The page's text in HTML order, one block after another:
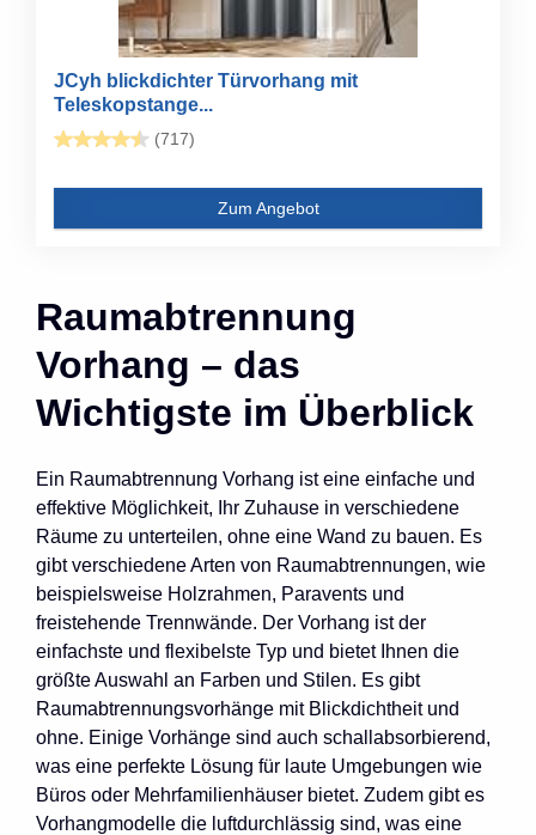
JCyh blickdichter Türvorhang mit
Teleskopstange...
(717)
Zum Angebot
Raumabtrennung
Vorhang – das
Wichtigste im Überblick
Ein Raumabtrennung Vorhang ist eine einfache und
effektive Möglichkeit, Ihr Zuhause in verschiedene
Räume zu unterteilen, ohne eine Wand zu bauen. Es
gibt verschiedene Arten von Raumabtrennungen, wie
beispielsweise Holzrahmen, Paravents und
freistehende Trennwände. Der Vorhang ist der
einfachste und flexibelste Typ und bietet Ihnen die
größte Auswahl an Farben und Stilen. Es gibt
Raumabtrennungsvorhänge mit Blickdichtheit und
ohne. Einige Vorhänge sind auch schallabsorbierend,
was eine perfekte Lösung für laute Umgebungen wie
Büros oder Mehrfamilienhäuser bietet. Zudem gibt es
Vorhangmodelle die luftdurchlässig sind, was eine